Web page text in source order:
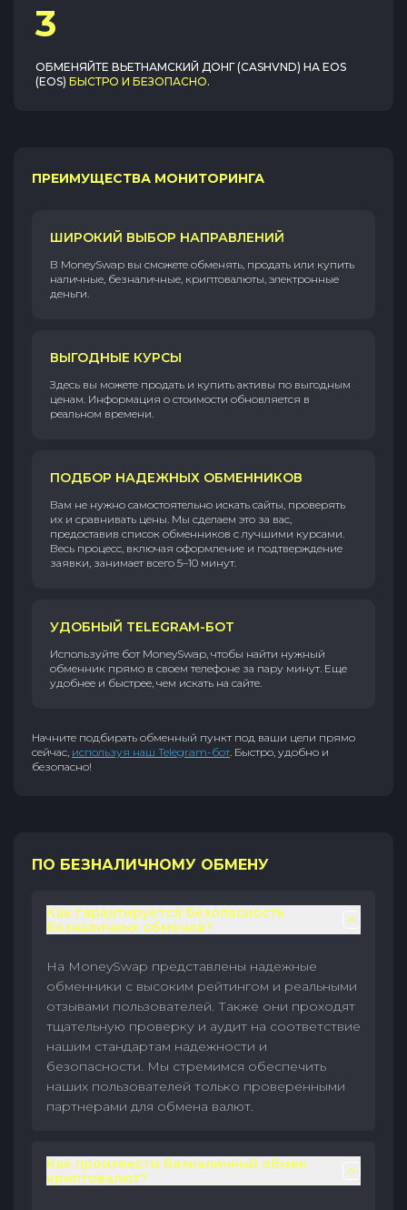
3
ОБМЕНЯЙТЕ ВЬЕТНАМСКИЙ ДОНГ (CASHVND) НА EOS
(EOS) БЫСТРО И БЕЗОПАСНО.
ПРЕИМУЩЕСТВА МОНИТОРИНГА
ШИРОКИЙ ВЫБОР НАПРАВЛЕНИЙ
В MoneySwap вы сможете обменять, продать или купить
наличные, безналичные, криптовалюты, электронные
деньги.
ВЫГОДНЫЕ КУРСЫ
Здесь вы можете продать и купить активы по выгодным
ценам. Информация о стоимости обновляется в
реальном времени.
ПОДБОР НАДЕЖНЫХ ОБМЕННИКОВ
Вам не нужно самостоятельно искать сайты, проверять
их и сравнивать цены. Мы сделаем это за вас,
предоставив список обменников с лучшими курсами.
Весь процесс, включая оформление и подтверждение
заявки, занимает всего 5–10 минут.
УДОБНЫЙ TELEGRAM-БОТ
Используйте бот MoneySwap, чтобы найти нужный
обменник прямо в своем телефоне за пару минут. Еще
удобнее и быстрее, чем искать на сайте.
Начните подбирать обменный пункт под ваши цели прямо
сейчас, используя наш Telegram-бот. Быстро, удобно и
безопасно!
ПО БЕЗНАЛИЧНОМУ ОБМЕНУ
Как гарантируется безопасность
безналичных обменов?
На MoneySwap представлены надежные
обменники с высоким рейтингом и реальными
отзывами пользователей. Также они проходят
тщательную проверку и аудит на соответствие
нашим стандартам надежности и
безопасности. Мы стремимся обеспечить
наших пользователей только проверенными
партнерами для обмена валют.
Как произвести безналичный обмен
криптовалют?